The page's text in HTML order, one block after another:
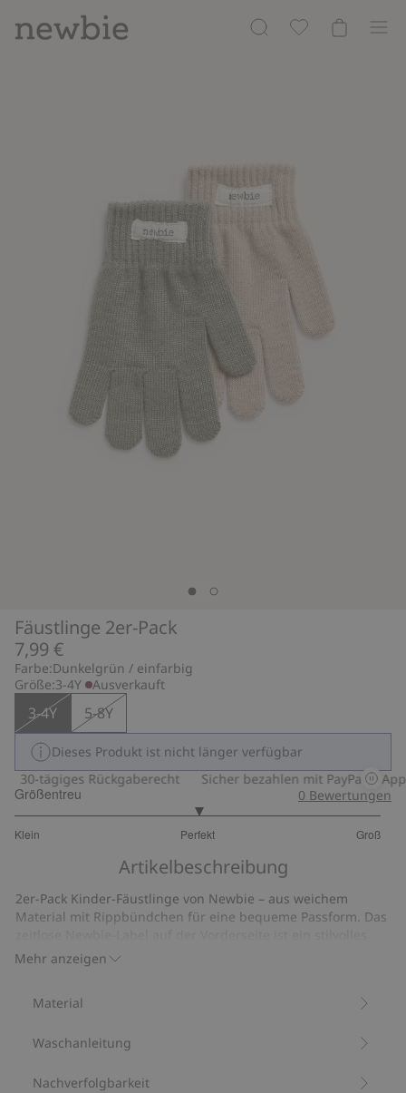
Fäustlinge 2er-Pack
7,99 €
Farbe:Dunkelgrün / einfarbig
Größe:3-4Y Ausverkauft
3-4Y 5-8Y
Dieses Produkt ist nicht länger verfügbar
30-tägiges Rückgaberecht
Sicher bezahlen mit PayPal &
Größentreu
Klein Perfekt Groß
von
15
Bewertungen
0 Bewertungen
Artikelbeschreibung
Mehr anzeigen
2er-Pack Kinder-Fäustlinge von Newbie – aus weichem
Material mit Rippbündchen für eine bequeme Passform. Das
Detail, perfekt für kleine Abenteurer.
99 % Recyclingpolyester
Recycelter Polyester
Material
Waschanleitung
Nachverfolgbarkeit